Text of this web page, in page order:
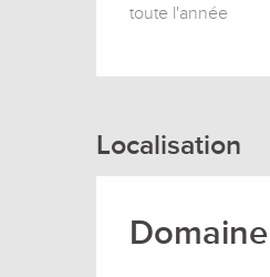
toute l'année
Localisation